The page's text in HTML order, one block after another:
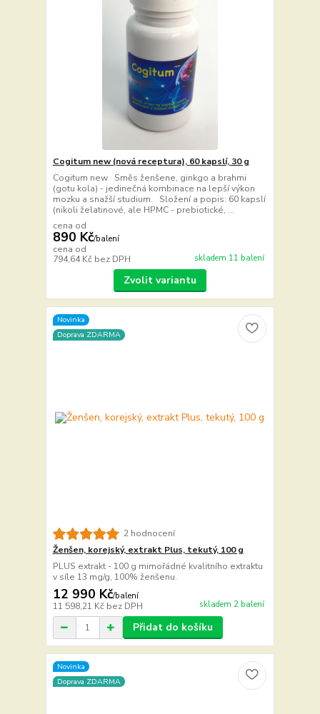
Cogitum new (nová receptura), 60 kapslí, 30 g
Cogitum new Směs ženšene, ginkgo a brahmi
(gotu kola) - jedinečná kombinace na lepší výkon
mozku a snažší studium. Složení a popis: 60 kapslí
(nikoli želatinové, ale HPMC - prebiotické, ...
cena od
890 Kč/balení
cena od
794,64 Kč bez DPH skladem 11 balení
Zvolit variantu
Novinka
Doprava ZDARMA
2 hodnocení
Ženšen, korejský, extrakt Plus, tekutý, 100 g
PLUS extrakt - 100 g mimořádné kvalitního extraktu
v síle 13 mg/g, 100% ženšenu.
12 990 Kč/balení
11 598,21 Kč bez DPH skladem 2 balení
Přidat do košíku
Novinka
Doprava ZDARMA